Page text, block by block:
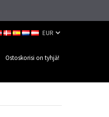
Ostoskorisi on tyhjä!